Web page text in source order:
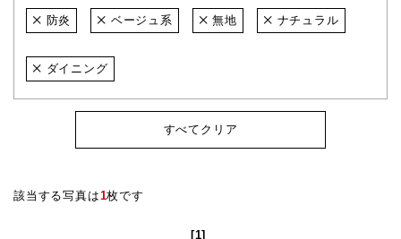
防炎 ベージュ系 無地 ナチュラル
ダイニング
すべてクリア
該当する写真は1枚です
[1]